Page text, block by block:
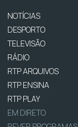
NOTÍCIAS
DESPORTO
TELEVISÃO
RÁDIO
RTP ARQUIVOS
RTP ENSINA
RTP PLAY
EM DIRETO